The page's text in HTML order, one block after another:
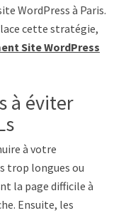
WordPress à Paris.
cette stratégie,
Site WordPress
à éviter
à votre
trop longues ou
la page difficile à
Ensuite, les